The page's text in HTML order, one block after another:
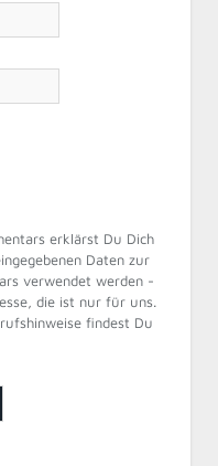
erklärst Du Dich
Daten zur
verwendet werden -
die ist nur für uns.
findest Du